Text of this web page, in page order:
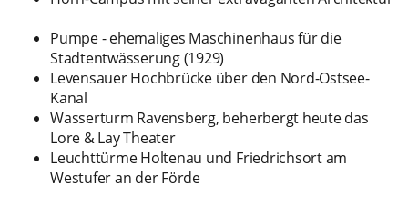
Pumpe - ehemaliges Maschinenhaus für die
Stadtentwässerung (1929)
Levensauer Hochbrücke über den Nord-Ostsee-
Kanal
Wasserturm Ravensberg, beherbergt heute das
Lore & Lay Theater
Leuchttürme Holtenau und Friedrichsort am
Westufer an der Förde